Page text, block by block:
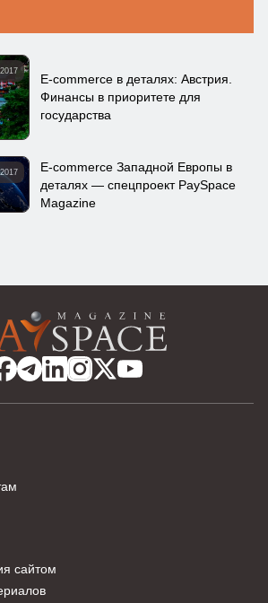
E-commerce в деталях: Австрия.
Финансы в приоритете для
государства
E-commerce Западной Европы в
деталях — спецпроект PaySpace
Magazine
сайтом